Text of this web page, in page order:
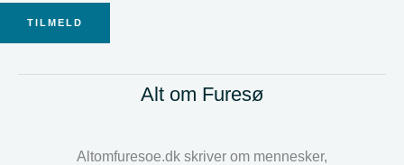
TILMELD
Alt om Furesø
Altomfuresoe.dk skriver om mennesker,